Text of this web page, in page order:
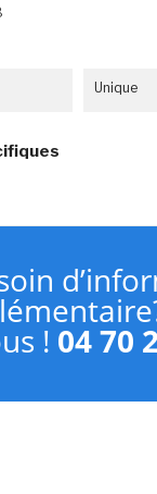
Unique
! 04 70